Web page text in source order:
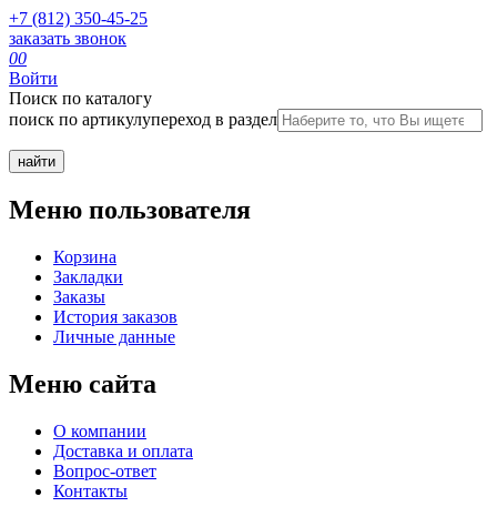
+7 (812) 350-45-25
заказать звонок
00
Войти
Поиск по каталогу
поиск по артикулупереход в раздел
Меню пользователя
Корзина
Закладки
Заказы
История заказов
Личные данные
Меню сайта
О компании
Доставка и оплата
Вопрос-ответ
Контакты